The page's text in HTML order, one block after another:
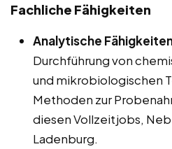
Fachliche Fähigkeiten
Analytische
Durchführung von
und mikrobiologischen
Methoden zur
diesen Vollzeitjobs,
Ladenburg.